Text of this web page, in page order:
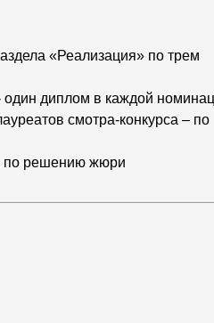
«Реализация» по трем
один диплом в каждой
смотра-конкурса – по
по решению жюри